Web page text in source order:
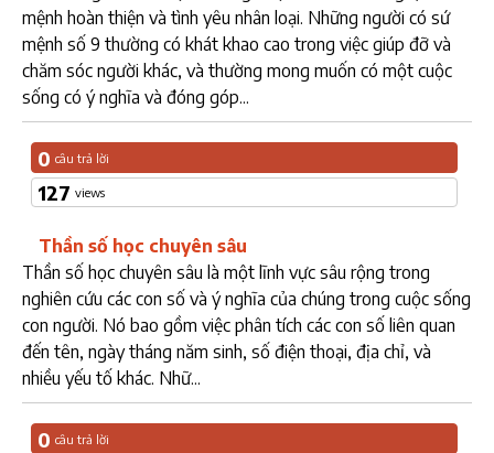
mệnh hoàn thiện và tình yêu nhân loại. Những người có sứ
mệnh số 9 thường có khát khao cao trong việc giúp đỡ và
chăm sóc người khác, và thường mong muốn có một cuộc
sống có ý nghĩa và đóng góp...
0 câu trả lời
127 views
Thần số học chuyên sâu
Thần số học chuyên sâu là một lĩnh vực sâu rộng trong
nghiên cứu các con số và ý nghĩa của chúng trong cuộc sống
con người. Nó bao gồm việc phân tích các con số liên quan
đến tên, ngày tháng năm sinh, số điện thoại, địa chỉ, và
nhiều yếu tố khác. Nhữ...
0 câu trả lời